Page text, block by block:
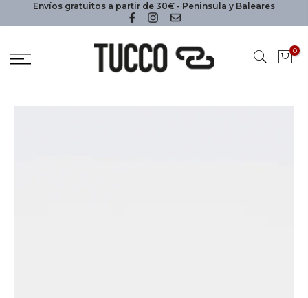
Envíos gratuitos a partir de 30€ - Peninsula y Baleares
0